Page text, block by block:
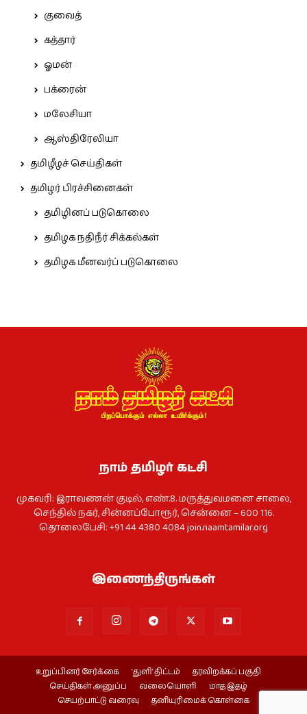
குவைத்
கத்தார்
ஓமன்
பக்ரைன்
மலேசியா
ஆஸ்திரேலியா
தமிழீழச் செய்திகள்
தமிழர் பிரச்சினைகள்
தமிழினப் படுகொலை
தமிழக நதிநீர் சிக்கல்கள்
தமிழக மீனவர்ப் படுகொலை
நாம் தமிழர் கட்சி
முகவரி: இராவணன் குடில், எண்.8. மருத்துவமனை சாலை,
செந்தில் நகர், சின்னப்போரூர், சென்னை – 600 116.
தொலைபேசி: +91 44 4380 4084join.naamtamilar.org
இணைந்திருங்கள்
உறுப்பினர் சேர்க்கை ‘துளி’ திட்டம்
தரவிறக்கப் பகுதி
செய்திகள் அனுப்ப
வலையொளி
மாத இதழ்
செயற்பாட்டு வரைவு
தனியுரிமைக் கொள்கை